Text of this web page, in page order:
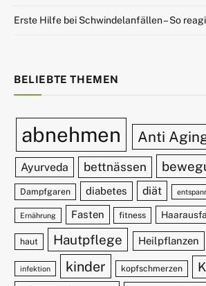
Erste Hilfe bei Schwindelanfällen – So
BELIEBTE THEMEN
abnehmen Anti
Ayurveda bettnässen
Dampfgaren diabetes diät
Ernährung Fasten fitness
haut Hautpflege Heilpflanzen
infektion kinder kopfschmerzen